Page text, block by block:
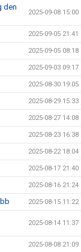
den
2025-09-08 15:00
2025-09-05 21:41
2025-09-05 08:18
2025-09-03 09:17
2025-08-30 19:05
2025-08-29 15:33
2025-08-27 14:08
2025-08-23 16:38
2025-08-22 18:04
2025-08-17 21:40
2025-08-16 21:24
2025-08-15 11:22
2025-08-14 11:37
2025-08-08 21:09